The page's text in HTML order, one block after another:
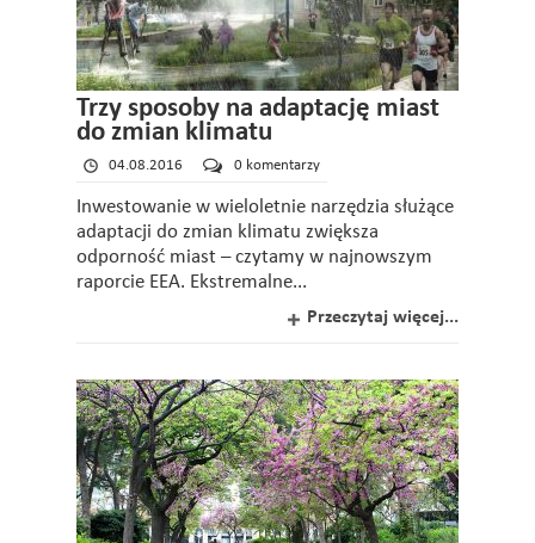
Trzy sposoby na adaptację miast
do zmian klimatu
04.08.2016 0 komentarzy
Inwestowanie w wieloletnie narzędzia służące
adaptacji do zmian klimatu zwiększa
odporność miast – czytamy w najnowszym
raporcie EEA. Ekstremalne...
Przeczytaj więcej...